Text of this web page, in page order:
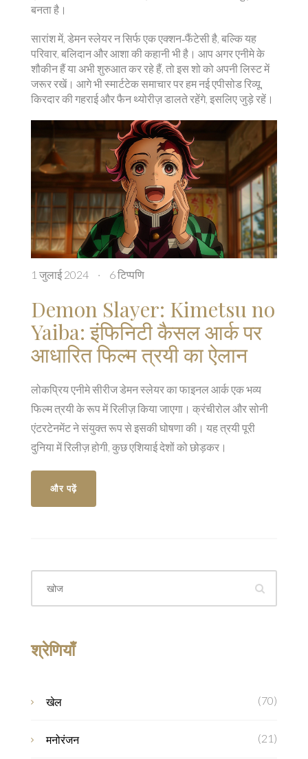
बनता है।
सारांश में, डेमन स्लेयर न सिर्फ एक एक्शन‑फैंटेसी है, बल्कि यह
परिवार, बलिदान और आशा की कहानी भी है। आप अगर एनीमे के
शौकीन हैं या अभी शुरुआत कर रहे हैं, तो इस शो को अपनी लिस्ट में
जरूर रखें। आगे भी स्मार्टटेक समाचार पर हम नई एपीसोड रिव्यू,
किरदार की गहराई और फैन थ्योरीज़ डालते रहेंगे, इसलिए जुड़े रहें।
1 जुलाई 2024 · 6 टिप्पणि
Demon Slayer: Kimetsu no
Yaiba: इंफिनिटी कैसल आर्क पर
आधारित फिल्म त्रयी का ऐलान
लोकप्रिय एनीमे सीरीज डेमन स्लेयर का फाइनल आर्क एक भव्य
फिल्म त्रयी के रूप में रिलीज़ किया जाएगा। क्रंचीरोल और सोनी
एंटरटेनमेंट ने संयुक्त रूप से इसकी घोषणा की। यह त्रयी पूरी
दुनिया में रिलीज़ होगी, कुछ एशियाई देशों को छोड़कर।
और पढ़ें
श्रेणियाँ
खेल (70)
मनोरंजन (21)